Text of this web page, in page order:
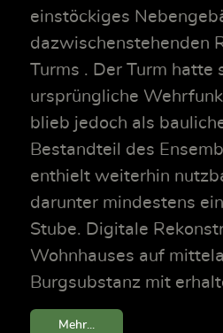
einstöckiges
dazwischenstehenden
Turms . Der Turm hatte
ursprüngliche
blieb jedoch als
Bestandteil des
enthielt weiterhin
darunter mindestens
Stube. Digitale
Wohnhauses auf
Burgsubstanz mit
Mehr...